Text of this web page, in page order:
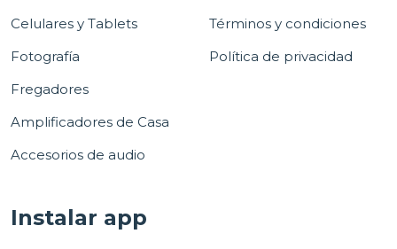
Celulares y Tablets
Fotografía
Fregadores
Amplificadores de Casa
Accesorios de audio
Términos y condiciones
Política de privacidad
Instalar app